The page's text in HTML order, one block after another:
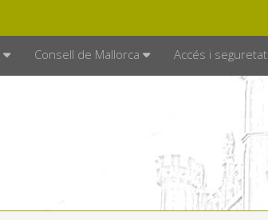
Consell de Mallorca Accés i seguretat